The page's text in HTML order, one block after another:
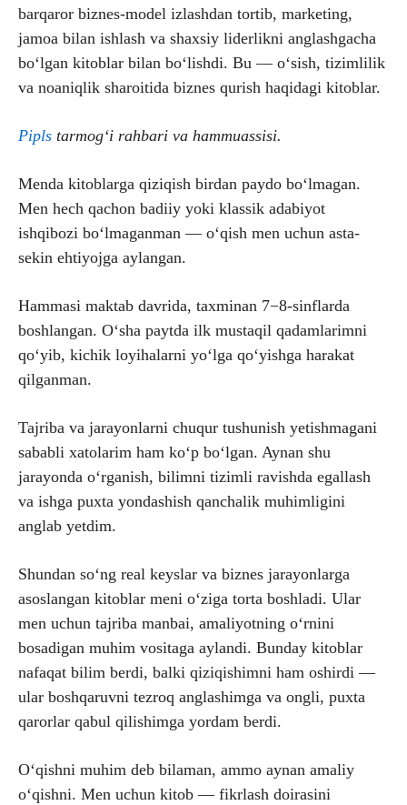
barqaror biznes-model izlashdan tortib, marketing,
jamoa bilan ishlash va shaxsiy liderlikni anglashgacha
bo‘lgan kitoblar bilan bo‘lishdi. Bu — o‘sish, tizimlilik
va noaniqlik sharoitida biznes qurish haqidagi kitoblar.
Pipls tarmog‘i rahbari va hammuassisi.
Menda kitoblarga qiziqish birdan paydo bo‘lmagan.
Men hech qachon badiiy yoki klassik adabiyot
ishqibozi bo‘lmaganman — o‘qish men uchun asta-
sekin ehtiyojga aylangan.
Hammasi maktab davrida, taxminan 7−8-sinflarda
boshlangan. O‘sha paytda ilk mustaqil qadamlarimni
qo‘yib, kichik loyihalarni yo‘lga qo‘yishga harakat
qilganman.
Tajriba va jarayonlarni chuqur tushunish yetishmagani
sababli xatolarim ham ko‘p bo‘lgan. Aynan shu
jarayonda o‘rganish, bilimni tizimli ravishda egallash
va ishga puxta yondashish qanchalik muhimligini
anglab yetdim.
Shundan so‘ng real keyslar va biznes jarayonlarga
asoslangan kitoblar meni o‘ziga torta boshladi. Ular
men uchun tajriba manbai, amaliyotning o‘rnini
bosadigan muhim vositaga aylandi. Bunday kitoblar
nafaqat bilim berdi, balki qiziqishimni ham oshirdi —
ular boshqaruvni tezroq anglashimga va ongli, puxta
qarorlar qabul qilishimga yordam berdi.
O‘qishni muhim deb bilaman, ammo aynan amaliy
o‘qishni. Men uchun kitob — fikrlash doirasini